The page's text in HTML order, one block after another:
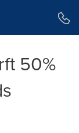
50%